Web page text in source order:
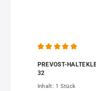
PREVOST-
32
Inhalt: 1 Stück